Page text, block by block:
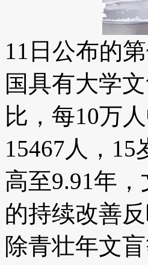
11日公布的
国具有大学
比，每10万
15467人，
高至9.91年
的持续改善
除青壮年文